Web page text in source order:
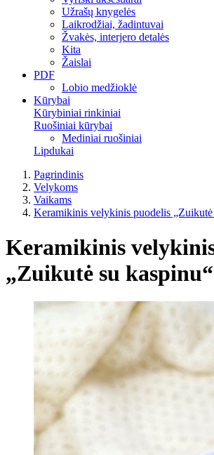
Užrašų knygelės
Laikrodžiai, žadintuvai
Žvakės, interjero detalės
Kita
Žaislai
PDF
Lobio medžioklė
Kūrybai
Kūrybiniai rinkiniai
Ruošiniai kūrybai
Mediniai ruošiniai
Lipdukai
Pagrindinis
Velykoms
Vaikams
Keramikinis velykinis puodelis „Zuikutė
Keramikinis
„Zuikutė su kaspinu“